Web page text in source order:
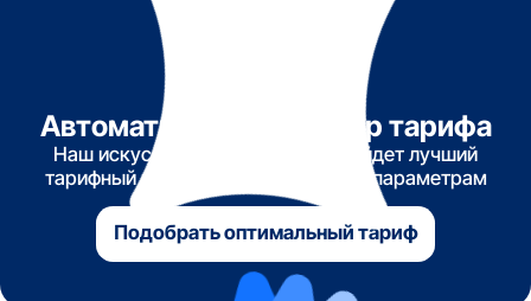
Автоматический подбор тарифа
Наш искусственный интеллект найдет лучший
тарифный план по указанным вами параметрам
Подобрать оптимальный тариф